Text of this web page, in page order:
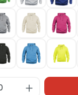
68
Graumeliert 95Hellkhaki 815
55
Schwarz 99Türkis 54